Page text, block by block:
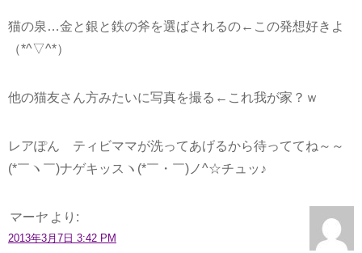
猫の泉…金と銀と鉄の斧を選ばされるの←この発想好きよ
（*^▽^*）
他の猫友さん方みたいに写真を撮る←これ我が家？ｗ
レアぽん ティビママが洗ってあげるから待っててね～～
(*￣ヽ￣)ナゲキッスヽ(*￣・￣)ノ^☆チュッ♪
マーヤ より:
2013年3月7日 3:42 PM